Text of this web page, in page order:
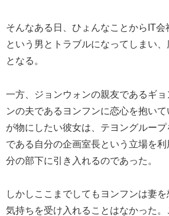
そんなある日、ひょんなことからIT会
という男とトラブルになってしまい
となる。
一方、ジョンウォンの親友であるギ
ンの夫であるヨンフンに恋心を抱い
が物にしたい彼女は、テヨングルー
である自分の企画室長という立場を
分の部下に引き入れるのであった。
しかしここまでしてもヨンフンは妻
気持ちを受け入れることはなかった